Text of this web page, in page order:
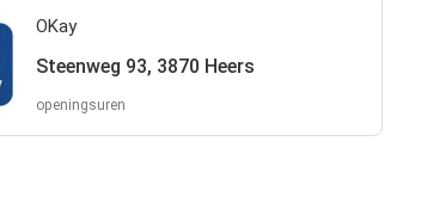
OKay
Steenweg 93, 3870 Heers
openingsuren